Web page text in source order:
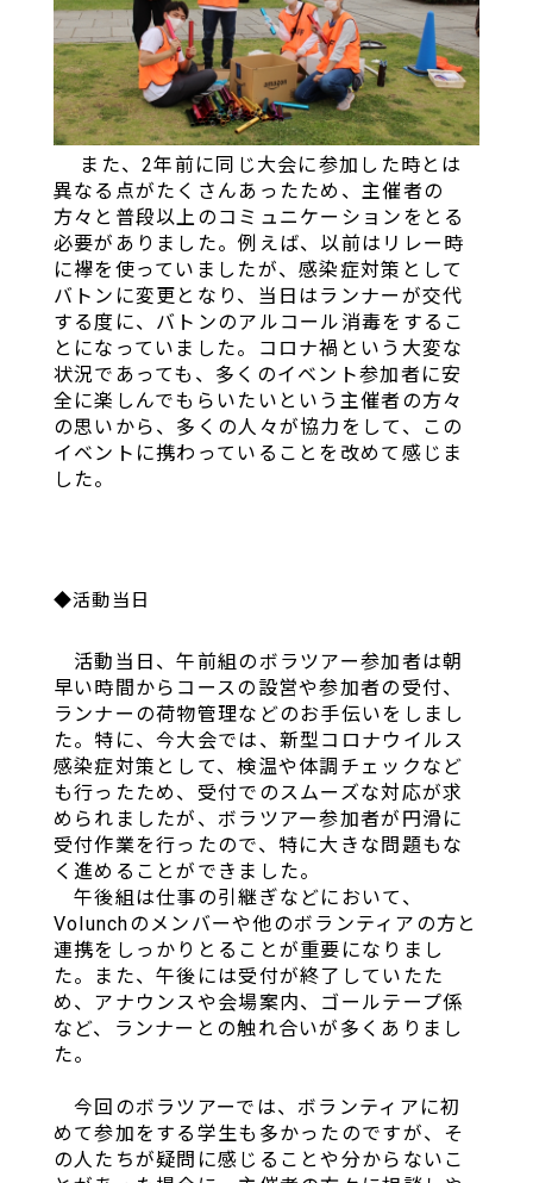
また、2年前に同じ大会に参加した時とは
異なる点がたくさんあったため、主催者の
方々と普段以上のコミュニケーションをとる
必要がありました。例えば、以前はリレー時
に襷を使っていましたが、感染症対策として
バトンに変更となり、当日はランナーが交代
する度に、バトンのアルコール消毒をするこ
とになっていました。コロナ禍という大変な
状況であっても、多くのイベント参加者に安
全に楽しんでもらいたいという主催者の方々
の思いから、多くの人々が協力をして、この
イベントに携わっていることを改めて感じま
した。
◆活動当日
活動当日、午前組のボラツアー参加者は朝
早い時間からコースの設営や参加者の受付、
ランナーの荷物管理などのお手伝いをしまし
た。特に、今大会では、新型コロナウイルス
感染症対策として、検温や体調チェックなど
も行ったため、受付でのスムーズな対応が求
められましたが、ボラツアー参加者が円滑に
受付作業を行ったので、特に大きな問題もな
く進めることができました。
午後組は仕事の引継ぎなどにおいて、
Volunchのメンバーや他のボランティアの方と
連携をしっかりとることが重要になりまし
た。また、午後には受付が終了していたた
め、アナウンスや会場案内、ゴールテープ係
など、ランナーとの触れ合いが多くありまし
た。
今回のボラツアーでは、ボランティアに初
めて参加をする学生も多かったのですが、そ
の人たちが疑問に感じることや分からないこ